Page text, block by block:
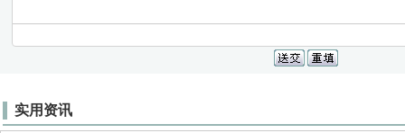
实用资讯